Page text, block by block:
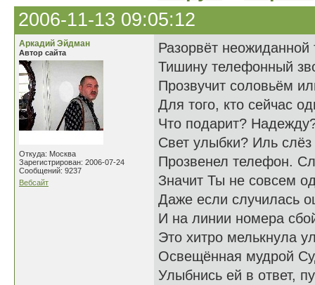
2006-11-13 09:05:12
Аркадий Эйдман
Автор сайта
Откуда: Москва
Зарегистрирован: 2006-07-24
Сообщений: 9237
Вебсайт
Разорвёт неожиданной
Тишину телефонный
Прозвучит соловьём
Для того, кто сейчас
Что подарит?
Свет улыбки? Иль слёз
Прозвенел телефон.
Значит Ты не совсем
Даже если случилась
И на линии номера
Это хитро мелькнула
Освещённая мудрой
Улыбнись ей в ответ,